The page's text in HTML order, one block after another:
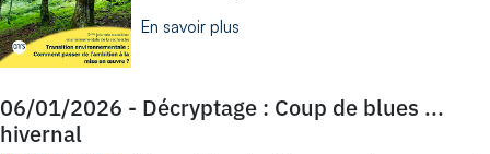
En savoir plus
06/01/2026 - Décryptage : Coup de blues ...
hivernal